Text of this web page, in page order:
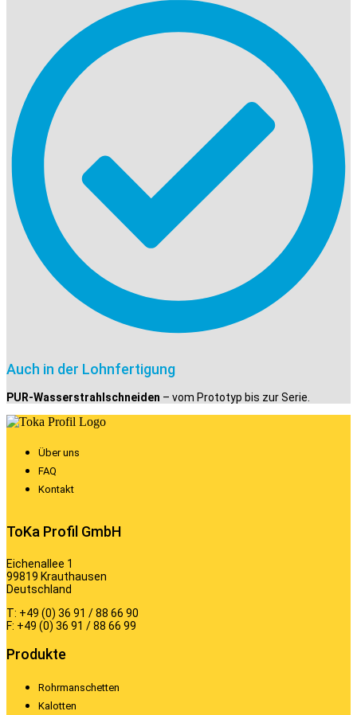
Auch in der Lohnfertigung
PUR-Wasserstrahlschneiden – vom Prototyp bis zur Serie.
Über uns
FAQ
Kontakt
ToKa Profil GmbH
Eichenallee 1
99819 Krauthausen
Deutschland
T: +49 (0) 36 91 / 88 66 90
F: +49 (0) 36 91 / 88 66 99
Produkte
Rohrmanschetten
Kalotten